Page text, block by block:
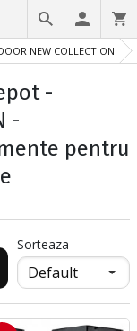
NEW COLLECTION
-
-
pentru
Sorteaza